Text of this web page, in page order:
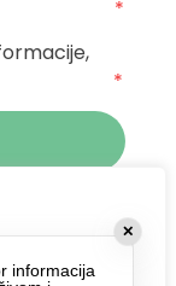
experience,
our
*
*
za
te se
✕
informacija